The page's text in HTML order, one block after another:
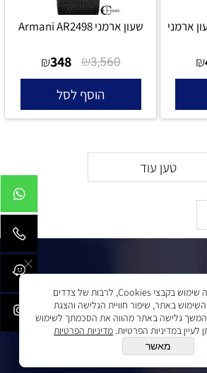
₪
שעון ארמני Armani AR2498
₪3,560
₪348
הוסף לסל
טען עוד
לידיעתך, באתרנו נעשה שימוש בקבצי Cookies, לרבות של צדדים
באתר, שיפור חוויית הגלישה והצגת
גלישה באתר מהווה את הסכמתך לשימוש
לעיין במדיניות הפרטיות. מדיניות הפרטיות
מאשר